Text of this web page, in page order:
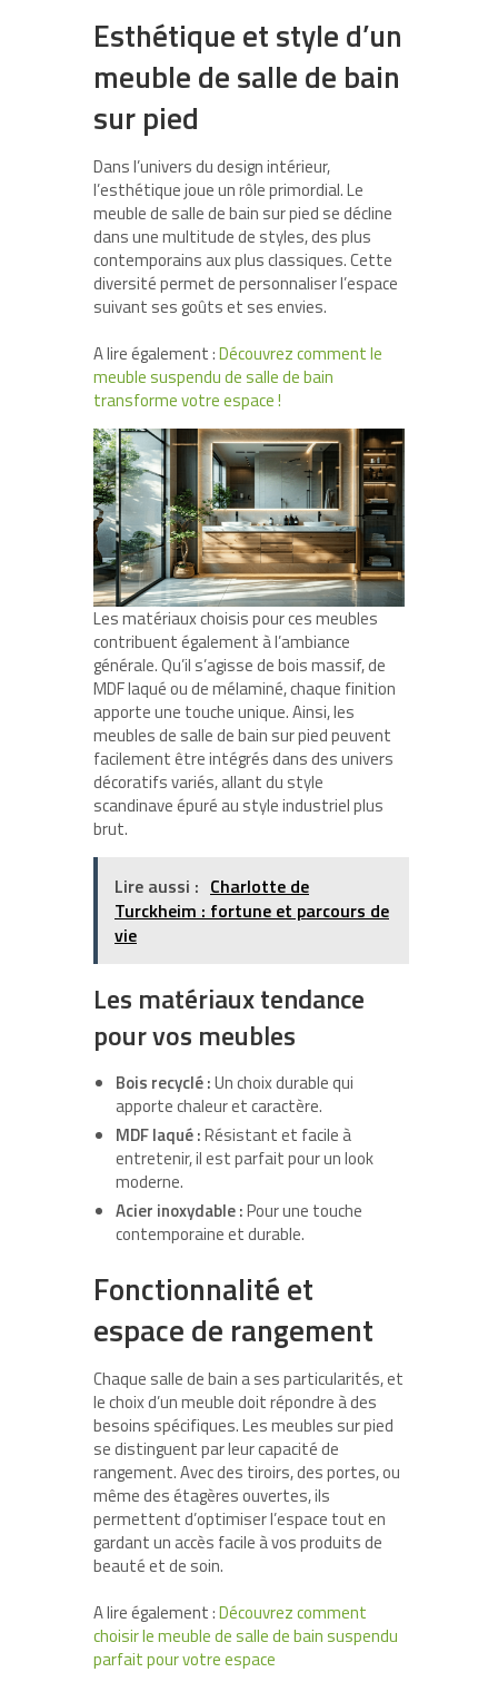
Esthétique et style d’un
meuble de salle de bain
sur pied
Dans l’univers du design intérieur,
l’esthétique joue un rôle primordial. Le
meuble de salle de bain sur pied se décline
dans une multitude de styles, des plus
contemporains aux plus classiques. Cette
diversité permet de personnaliser l’espace
suivant ses goûts et ses envies.
A lire également :Découvrez comment le
meuble suspendu de salle de bain
transforme votre espace !
Les matériaux choisis pour ces meubles
contribuent également à l’ambiance
générale. Qu’il s’agisse de bois massif, de
MDF laqué ou de mélaminé, chaque finition
apporte une touche unique. Ainsi, les
meubles de salle de bain sur pied peuvent
facilement être intégrés dans des univers
décoratifs variés, allant du style
scandinave épuré au style industriel plus
brut.
Lire aussi : Charlotte de
Turckheim : fortune et parcours de
vie
Les matériaux tendance
pour vos meubles
Bois recyclé :Un choix durable qui
apporte chaleur et caractère.
MDF laqué :Résistant et facile à
entretenir, il est parfait pour un look
moderne.
Acier inoxydable :Pour une touche
contemporaine et durable.
Fonctionnalité et
espace de rangement
Chaque salle de bain a ses particularités, et
le choix d’un meuble doit répondre à des
besoins spécifiques. Les meubles sur pied
se distinguent par leur capacité de
rangement. Avec des tiroirs, des portes, ou
même des étagères ouvertes, ils
permettent d’optimiser l’espace tout en
gardant un accès facile à vos produits de
beauté et de soin.
A lire également :Découvrez comment
choisir le meuble de salle de bain suspendu
parfait pour votre espace